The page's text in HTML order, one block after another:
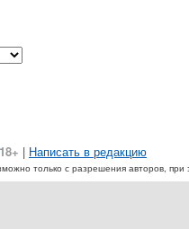
18+ | Написать в редакцию
только с разрешения авторов,